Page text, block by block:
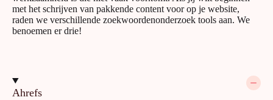
met het schrijven van pakkende content voor op je website,
raden we verschillende zoekwoordenonderzoek tools aan. We
benoemen er drie!
Ahrefs